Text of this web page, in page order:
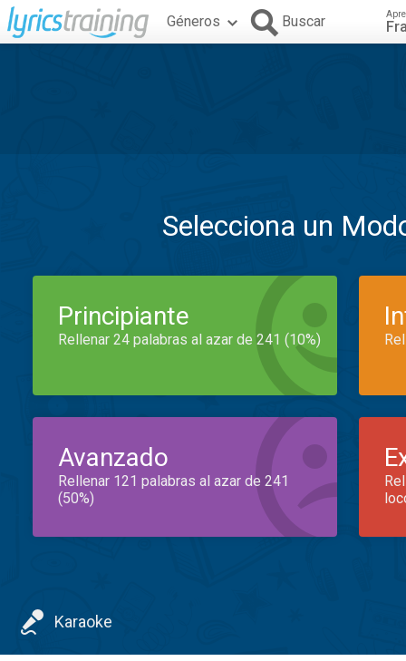
Géneros Buscar
Selecciona un
Principiante
Rellenar 24 palabras al azar de 241 (10%)
Avanzado
Rellenar 121 palabras al azar de 241
(50%)
Karaoke